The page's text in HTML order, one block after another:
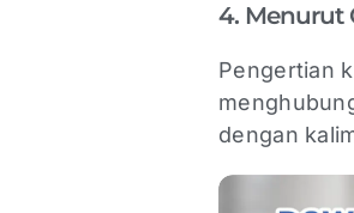
4. Menurut
Pengertian
dengan